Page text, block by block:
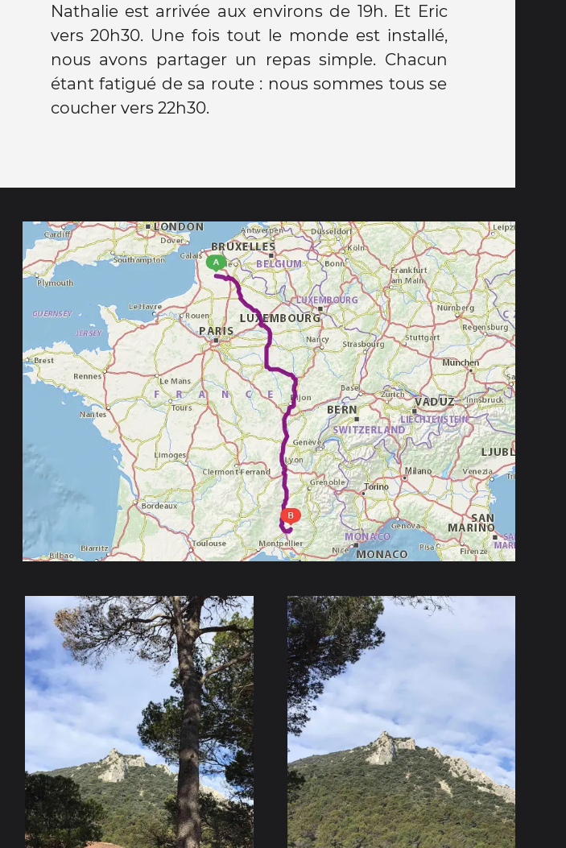
Nathalie est arrivée aux environs de 19h. Et Eric
vers 20h30. Une fois tout le monde est installé,
nous avons partager un repas simple. Chacun
étant fatigué de sa route : nous sommes tous se
coucher vers 22h30.